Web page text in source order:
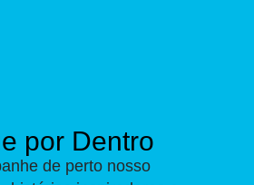
por Dentro
de perto nosso